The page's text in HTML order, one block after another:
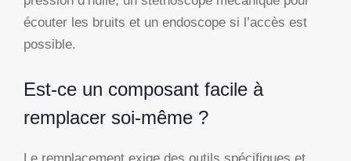
écouter les bruits et un endoscope si l’accès est
possible.
Est-ce un composant facile à
remplacer soi-même ?